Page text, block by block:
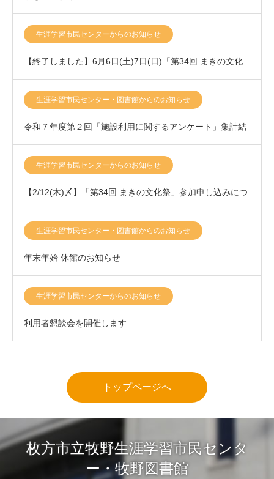
生涯学習市民センターからのお知らせ
【終了しました】6月6日(土)7日(日)「第34回 まきの文化
祭」開催いたします！
生涯学習市民センター・図書館からのお知らせ
令和７年度第２回「施設利用に関するアンケート」集計結
果について
生涯学習市民センターからのお知らせ
【2/12(木)〆】「第34回 まきの文化祭」参加申し込みにつ
きまして
生涯学習市民センター・図書館からのお知らせ
年末年始 休館のお知らせ
生涯学習市民センターからのお知らせ
利用者懇談会を開催します
トップページへ
枚方市立牧野生涯学習市民センタ
ー・牧野図書館